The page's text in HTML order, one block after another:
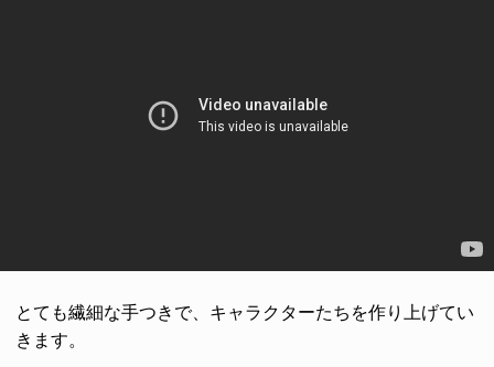
とても繊細な手つきで、キャラクターたちを作り上げてい
きます。